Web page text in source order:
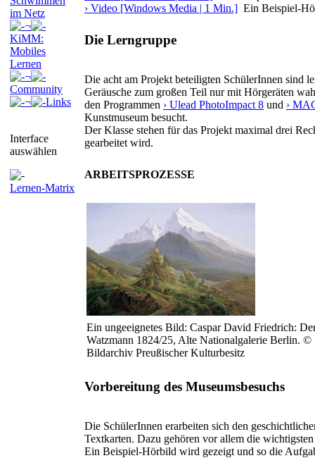
im Netz
¬
KiMM:
Mobiles
Lernen
¬
Community
¬
Links
Interface
auswählen
Lernen-Matrix
› Video [Windows Media | 1 Min.] Ein Beispiel-
Die Lerngruppe
Die acht am Projekt beteiligten SchülerInnen sind
Geräusche zum großen Teil nur mit Hörgeräten
den Programmen › Ulead PhotoImpact 8 und ›
Kunstmuseum besucht.
Der Klasse stehen für das Projekt maximal drei
gearbeitet wird.
ARBEITSPROZESSE
Ein ungeeignetes Bild: Caspar David Friedrich:
Watzmann 1824/25, Alte Nationalgalerie Berlin. ©
Bildarchiv Preußischer Kulturbesitz
Vorbereitung des Museumsbesuchs
Die SchülerInnen erarbeiten sich den
Textkarten. Dazu gehören vor allem die
Ein Beispiel-Hörbild wird gezeigt und so die